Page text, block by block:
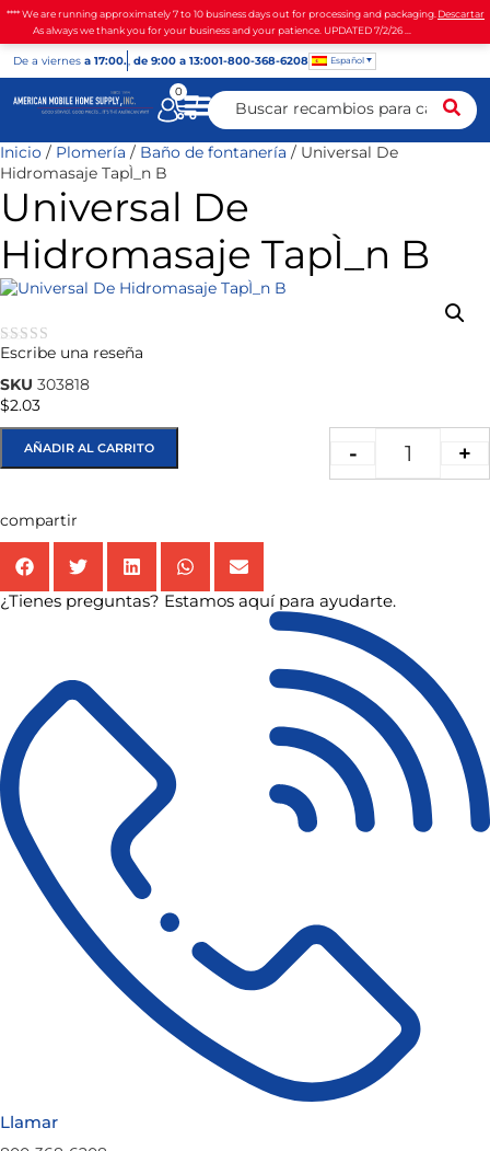
**** We are running approximately 7 to 10 business days out for processing and packaging.
As always we thank you for your business and your patience. UPDATED 7/2/26 ...
Descartar
De a viernes a 17:00., de 9:00 a 13:001-800-368-6208 Español
0
Inicio / Plomería / Baño de fontanería / Universal De
Hidromasaje TapÌ_n B
Universal De
Hidromasaje TapÌ_n B
★★★★★
Escribe una reseña
SKU 303818
$2.03
- +
AÑADIR AL CARRITO
compartir
¿Tienes preguntas? Estamos aquí para ayudarte.
Llamar